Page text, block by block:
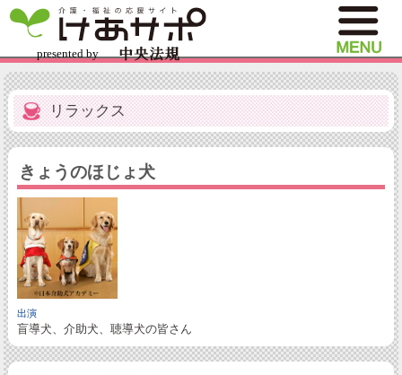
リラックス
きょうのほじょ犬
出演
盲導犬、介助犬、聴導犬の皆さん